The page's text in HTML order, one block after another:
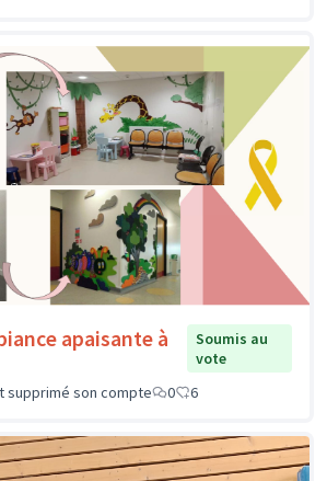
apaisante à
Soumis au
vote
supprimé son compte
0 6